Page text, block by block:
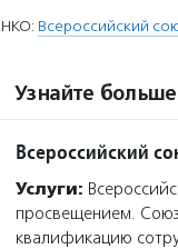
НКО: Всероссийский
Узнайте
Всероссийский
Услуги:
просвещением.
квалификацию